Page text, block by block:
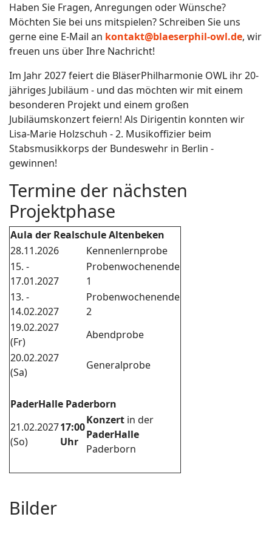
Haben Sie Fragen, Anregungen oder Wünsche?
Möchten Sie bei uns mitspielen? Schreiben Sie uns
gerne eine E-Mail an kontakt@blaeserphil-owl.de, wir
freuen uns über Ihre Nachricht!
Im Jahr 2027 feiert die BläserPhilharmonie OWL ihr 20-
jähriges Jubiläum - und das möchten wir mit einem
besonderen Projekt und einem großen
Jubiläumskonzert feiern! Als Dirigentin konnten wir
Lisa-Marie Holzschuh - 2. Musikoffizier beim
Stabsmusikkorps der Bundeswehr in Berlin -
gewinnen!
Termine der nächsten
Projektphase
Aula der Realschule Altenbeken
28.11.2026
Kennenlernprobe
15. -
17.01.2027
Probenwochenende
1
13. -
14.02.2027
Probenwochenende
2
19.02.2027
(Fr)
Abendprobe
20.02.2027
(Sa)
Generalprobe
PaderHalle Paderborn
21.02.2027
(So)
17:00
Uhr
Konzert in der
PaderHalle
Paderborn
Bilder